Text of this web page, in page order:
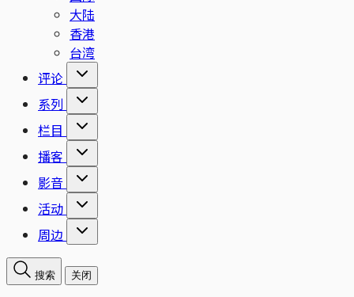
大陆
香港
台湾
评论
系列
栏目
播客
影音
活动
周边
搜索 关闭